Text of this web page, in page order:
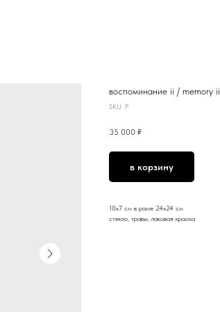
воспоминание ii / memory ii
SKU: P
35 000 ₽
в корзину
10x7 см в раме 24х24 см
стекло, травы, лаковая краска